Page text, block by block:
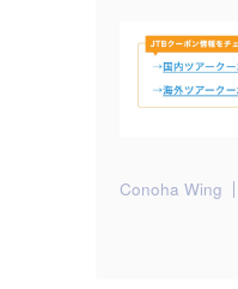
Conoha Wing